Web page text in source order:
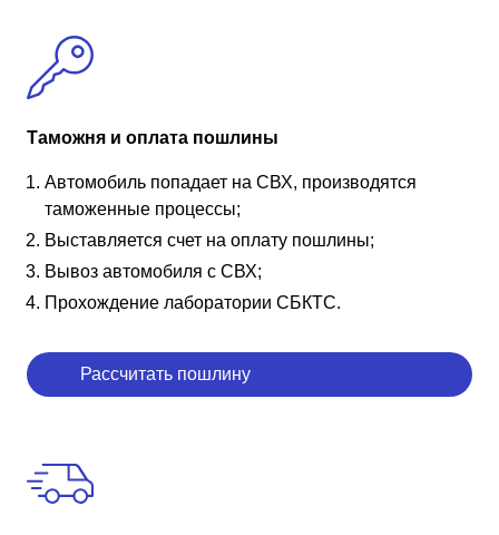
Таможня и оплата пошлины
Автомобиль попадает на СВХ, производятся
таможенные процессы;
Выставляется счет на оплату пошлины;
Вывоз автомобиля с СВХ;
Прохождение лаборатории СБКТС.
Рассчитать пошлину